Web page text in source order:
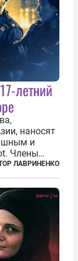
летний
наносят
и
Члены
шведов,
ЛАВРИНЕНКО